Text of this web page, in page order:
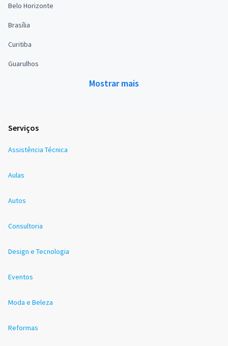
Belo Horizonte
Brasília
Curitiba
Guarulhos
Mostrar mais
Serviços
Assistência Técnica
Aulas
Autos
Consultoria
Design e Tecnologia
Eventos
Moda e Beleza
Reformas